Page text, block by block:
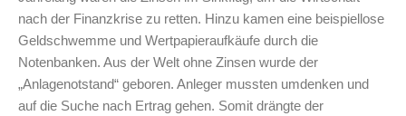
nach der Finanzkrise zu retten. Hinzu kamen eine beispiellose
Geldschwemme und Wertpapieraufkäufe durch die
Notenbanken. Aus der Welt ohne Zinsen wurde der
„Anlagenotstand“ geboren. Anleger mussten umdenken und
auf die Suche nach Ertrag gehen. Somit drängte der